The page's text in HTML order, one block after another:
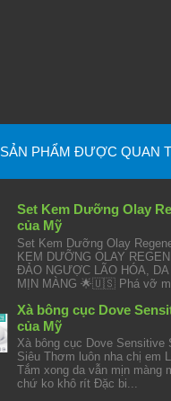
SẢN PHẨM ĐƯỢC QUAN
Set Kem Dưỡng Olay
của Mỹ
Set Kem Dưỡng Olay
KEM DƯỠNG OLAY
ĐẢO NGƯỢC LÃO HÓA, DA
MỊN MÀNG 🌟🇺🇸 Phá vỡ
Xà bông cục Dove
của Mỹ
Xà bông cục Dove Sensitive
Siêu Thơm luôn nha chị em
Tắm xong da vẫn mịn màng
chứ ko khô rít Đặc bi...